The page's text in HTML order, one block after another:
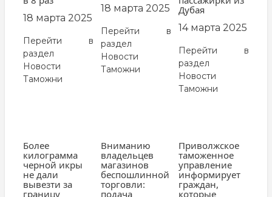
18 марта 2025
Перейти в
раздел
Новости
Таможни
18 марта 2025
Перейти в
раздел
Новости
Таможни
Дубая
14 марта 2025
Перейти в
раздел
Новости
Таможни
Более
килограмма
черной икры
не дали
вывезти за
границу
Вниманию
владельцев
магазинов
беспошлинной
торговли:
подача
Приволжское
таможенное
управление
информирует
граждан,
которые